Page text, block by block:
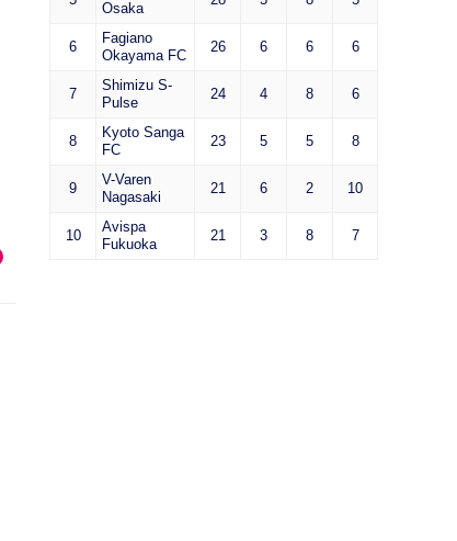
Osaka
6
Fagiano
Okayama FC
26 6 6 6
7
Shimizu S-
Pulse
24 4 8 6
8
Kyoto Sanga
FC
23 5 5 8
9
V-Varen
Nagasaki
21 6 2 10
10
Avispa
Fukuoka
21 3 8 7